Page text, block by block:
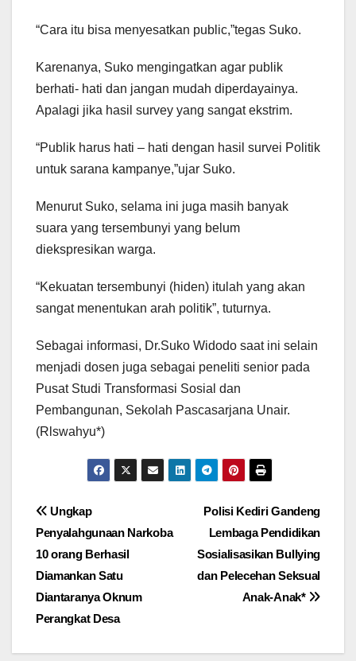
“Cara itu bisa menyesatkan public,”tegas Suko.
Karenanya, Suko mengingatkan agar publik
berhati- hati dan jangan mudah diperdayainya.
Apalagi jika hasil survey yang sangat ekstrim.
“Publik harus hati – hati dengan hasil survei Politik
untuk sarana kampanye,”ujar Suko.
Menurut Suko, selama ini juga masih banyak
suara yang tersembunyi yang belum
diekspresikan warga.
“Kekuatan tersembunyi (hiden) itulah yang akan
sangat menentukan arah politik”, tuturnya.
Sebagai informasi, Dr.Suko Widodo saat ini selain
menjadi dosen juga sebagai peneliti senior pada
Pusat Studi Transformasi Sosial dan
Pembangunan, Sekolah Pascasarjana Unair.
(Rlswahyu*)
Navigasi
pos
Polisi Kediri Gandeng
Lembaga Pendidikan
Sosialisasikan Bullying
dan Pelecehan Seksual
Anak-Anak*
Ungkap
Penyalahgunaan Narkoba
10 orang Berhasil
Diamankan Satu
Diantaranya Oknum
Perangkat Desa